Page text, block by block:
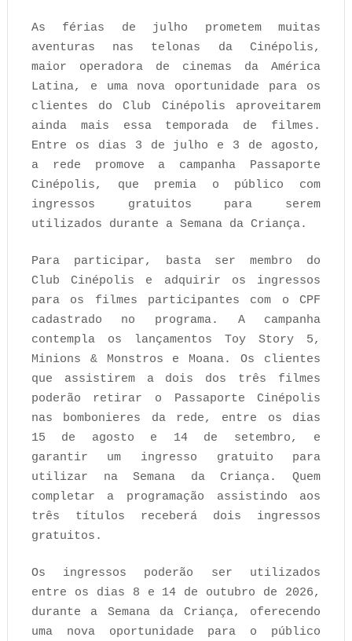
As férias de julho prometem muitas
aventuras nas telonas da Cinépolis,
maior operadora de cinemas da América
Latina, e uma nova oportunidade para os
clientes do Club Cinépolis aproveitarem
ainda mais essa temporada de filmes.
Entre os dias 3 de julho e 3 de agosto,
a rede promove a campanha Passaporte
Cinépolis, que premia o público com
ingressos gratuitos para serem
utilizados durante a Semana da Criança.
Para participar, basta ser membro do
Club Cinépolis e adquirir os ingressos
para os filmes participantes com o CPF
cadastrado no programa. A campanha
contempla os lançamentos Toy Story 5,
Minions & Monstros e Moana. Os clientes
que assistirem a dois dos três filmes
poderão retirar o Passaporte Cinépolis
nas bombonieres da rede, entre os dias
15 de agosto e 14 de setembro, e
garantir um ingresso gratuito para
utilizar na Semana da Criança. Quem
completar a programação assistindo aos
três títulos receberá dois ingressos
gratuitos.
Os ingressos poderão ser utilizados
entre os dias 8 e 14 de outubro de 2026,
durante a Semana da Criança, oferecendo
uma nova oportunidade para o público